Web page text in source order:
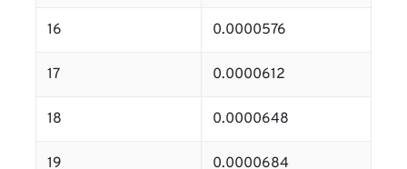
16 0.0000576
17 0.0000612
18 0.0000648
19 0.0000684